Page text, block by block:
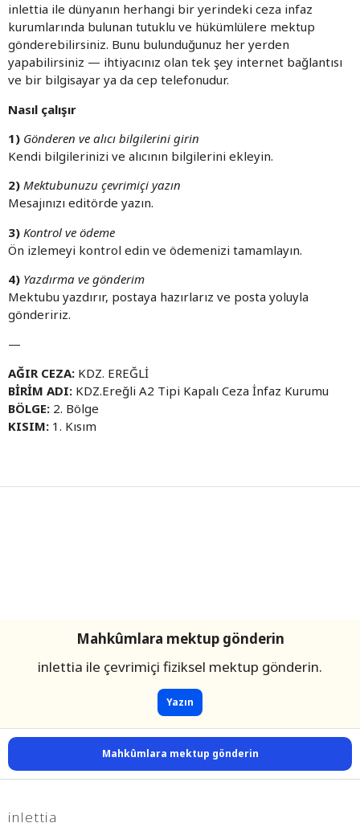
inlettia ile dünyanın herhangi bir yerindeki ceza infaz
kurumlarında bulunan tutuklu ve hükümlülere mektup
gönderebilirsiniz. Bunu bulunduğunuz her yerden
yapabilirsiniz — ihtiyacınız olan tek şey internet bağlantısı
ve bir bilgisayar ya da cep telefonudur.
Nasıl çalışır
1) Gönderen ve alıcı bilgilerini girin
Kendi bilgilerinizi ve alıcının bilgilerini ekleyin.
2) Mektubunuzu çevrimiçi yazın
Mesajınızı editörde yazın.
3) Kontrol ve ödeme
Ön izlemeyi kontrol edin ve ödemenizi tamamlayın.
4) Yazdırma ve gönderim
Mektubu yazdırır, postaya hazırlarız ve posta yoluyla
göndeririz.
—
AĞIR CEZA: KDZ. EREĞLİ
BİRİM ADI: KDZ.Ereğli A2 Tipi Kapalı Ceza İnfaz Kurumu
BÖLGE: 2. Bölge
KISIM: 1. Kısım
Mahkûmlara mektup gönderin
inlettia ile çevrimiçi fiziksel mektup gönderin.
Yazın
Mahkûmlara mektup gönderin
inlettia